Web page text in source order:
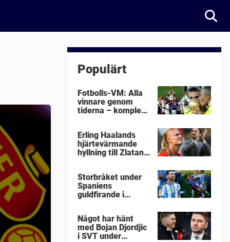
Populärt
Fotbolls-VM: Alla
vinnare genom
tiderna – komplett
Erling Haalands
hjärtevärmande
hyllning till Zlatan
Storbråket under
Spaniens
guldfirande i
Något har hänt
med Bojan Djordjic
i SVT under